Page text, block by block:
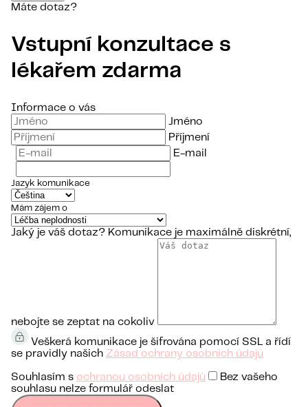
Máte dotaz?
Vstupní konzultace s
lékařem zdarma
Informace o vás
Jméno
Příjmení
E-mail
Jazyk komunikace
Mám zájem o
Jaký je váš dotaz? Komunikace je maximálně diskrétní,
nebojte se zeptat na cokoliv
Veškerá komunikace je šifrována pomocí SSL a řídí
se pravidly našich Zásad ochrany osobních údajů
Souhlasím s ochranou osobních údajů
Bez vašeho
souhlasu nelze formulář odeslat